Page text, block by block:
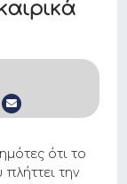
ότι το
την